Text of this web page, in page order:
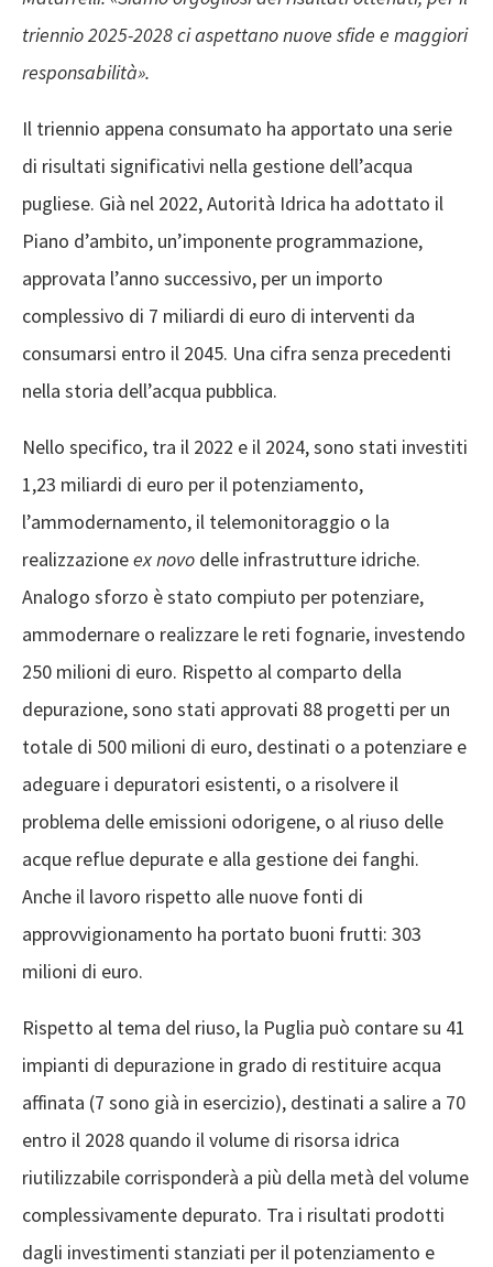
triennio 2025-2028 ci aspettano nuove sfide e maggiori
responsabilità».
Il triennio appena consumato ha apportato una serie
di risultati significativi nella gestione dell’acqua
pugliese. Già nel 2022, Autorità Idrica ha adottato il
Piano d’ambito, un’imponente programmazione,
approvata l’anno successivo, per un importo
complessivo di 7 miliardi di euro di interventi da
consumarsi entro il 2045. Una cifra senza precedenti
nella storia dell’acqua pubblica.
Nello specifico, tra il 2022 e il 2024, sono stati investiti
1,23 miliardi di euro per il potenziamento,
l’ammodernamento, il telemonitoraggio o la
realizzazioneex novo delle infrastrutture idriche.
Analogo sforzo è stato compiuto per potenziare,
ammodernare o realizzare le reti fognarie, investendo
250 milioni di euro. Rispetto al comparto della
depurazione, sono stati approvati 88 progetti per un
totale di 500 milioni di euro, destinati o a potenziare e
adeguare i depuratori esistenti, o a risolvere il
problema delle emissioni odorigene, o al riuso delle
acque reflue depurate e alla gestione dei fanghi.
Anche il lavoro rispetto alle nuove fonti di
approvvigionamento ha portato buoni frutti: 303
milioni di euro.
Rispetto al tema del riuso, la Puglia può contare su 41
impianti di depurazione in grado di restituire acqua
affinata (7 sono già in esercizio), destinati a salire a 70
entro il 2028 quando il volume di risorsa idrica
riutilizzabile corrisponderà a più della metà del volume
complessivamente depurato. Tra i risultati prodotti
dagli investimenti stanziati per il potenziamento e